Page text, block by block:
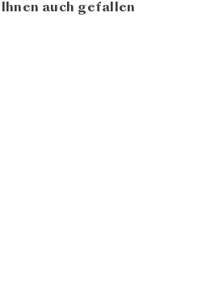
auch gefallen